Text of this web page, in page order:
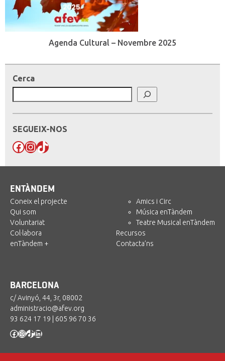
Agenda Cultural – Novembre 2025
Cerca
SEGUEIX-NOS
Facebook
Instagram
TikTok
ENTÀNDEM
Coneix el projecte
Qui som
Voluntariat
Col·labora
enTàndem +
Amics i Circ
Música enTàndem
Teatre Musical enTàndem
Recursos
Contacta’ns
BARCELONA
c/ Avinyó, 44, 3r, 08002
administracio@afev.org
93 624 17 19
605 96 70 36
Facebook
Instagram
TikTok
LinkedIn